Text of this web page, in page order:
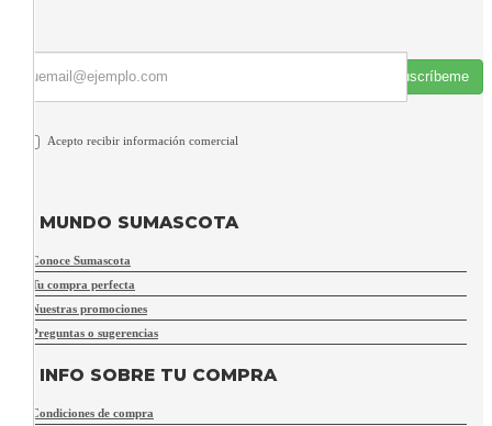
Suscríbeme
Acepto recibir información comercial
MUNDO SUMASCOTA
Conoce Sumascota
Tu compra perfecta
Nuestras promociones
Preguntas o sugerencias
INFO SOBRE TU COMPRA
Condiciones de compra